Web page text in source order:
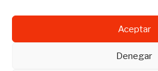
Aceptar
Denegar
Revista Travel Manager
Todos los derechos